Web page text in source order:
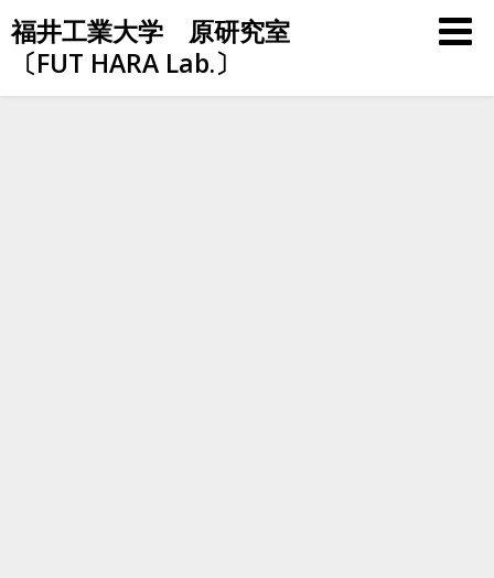
Skip
to
content
福井工業大学 原研究室
〔FUT HARA Lab.〕